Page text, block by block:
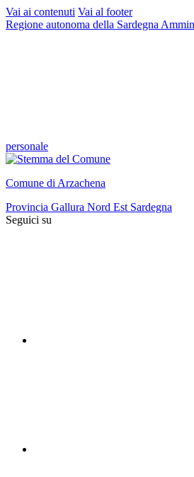
Vai ai contenuti Vai al footer
Regione autonoma della Sardegna
personale
Comune di Arzachena
Provincia Gallura Nord Est Sardegna
Seguici su